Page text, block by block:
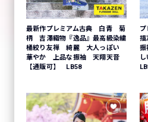
最新作プレミアム古典 白青 菊
柄 吉澤織物『逸品』最高級染繍
桶絞り友禅 綺麗 大人っぽい
華やか 上品な振袖 天翔天音
【通販可】 LB58